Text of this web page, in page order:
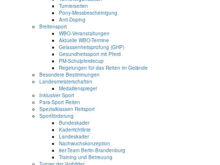
Turnierserien
Pony-Messbescheinigung
Anti-Doping
Breitensport
WBO-Veranstaltungen
Aktuelle WBO-Termine
Gelassenheitsprüfung (GHP)
Gesundheitssport mit Pferd
PM-Schulpferdecup
Regelungen für das Reiten im Gelände
Besondere Bestimmungen
Landesmeisterschaften
Medaillenspiegel
Inklusiver Sport
Para-Sport Reiten
Spezialklassen Reitsport
Sportförderung
Bundeskader
Kaderrichtlinie
Landeskader
Nachwuchskonzeption
8er-Team Berlin-Brandenburg
Training und Betreuung